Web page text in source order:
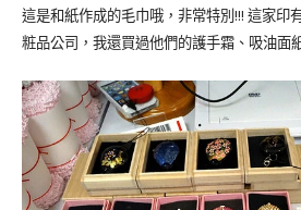
這是和紙作成的毛巾哦，非常特別!!! 這家印
粧品公司，我還買過他們的護手霜、吸油面